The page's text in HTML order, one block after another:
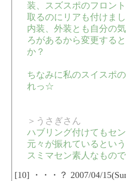
装、スズスポのフロン
取るのにリアも付けま
内装、外装とも自分の
ろがあるから変更する
か？
ちなみに私のスイスポ
れっ☆
＞うさぎさん
ハブリング付けてもセ
元々が振れているとい
スミマセン素人なもの
[10] ・・・？ 2007/04/